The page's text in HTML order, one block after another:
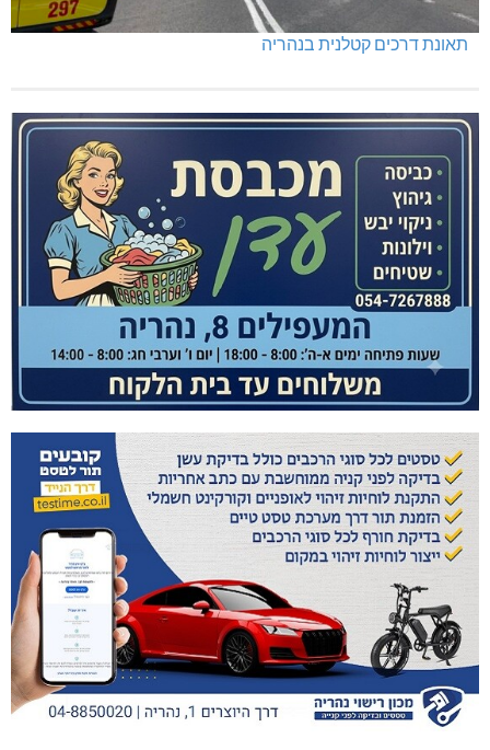
תאונת דרכים קטלנית בנהריה